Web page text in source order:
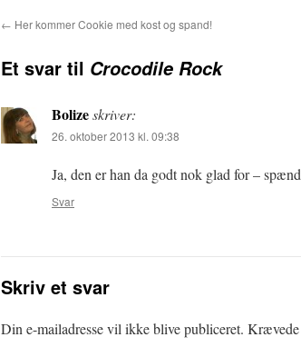
← Her kommer Cookie med kost og spand!
Et svar til Crocodile Rock
Bolizeskriver:
26. oktober 2013 kl. 09:38
Ja, den er han da godt nok glad for –
Svar
Skriv et svar
Din e-mailadresse vil ikke blive publiceret. Krævede